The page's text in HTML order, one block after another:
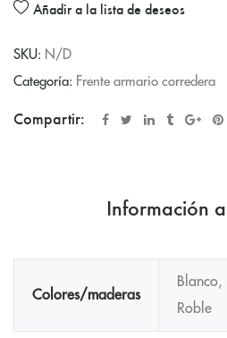
Añadir a la lista de deseos
SKU: N/D
Categoría: Frente armario corredera
Compartir:
Información
Colores/maderas
Roble